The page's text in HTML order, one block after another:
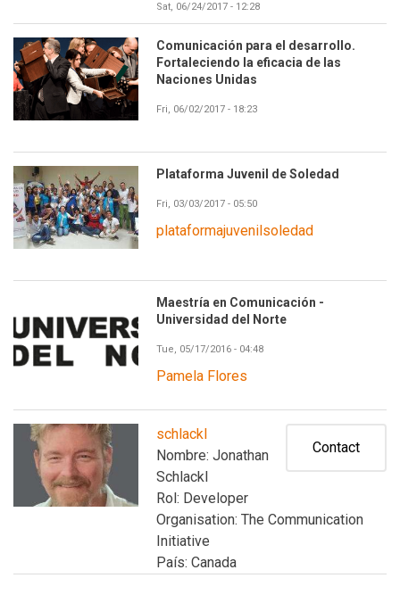
Sat, 06/24/2017 - 12:28
Comunicación para el desarrollo.
Fortaleciendo la eficacia de las
Naciones Unidas
Fri, 06/02/2017 - 18:23
Plataforma Juvenil de Soledad
Fri, 03/03/2017 - 05:50
plataformajuvenilsoledad
Maestría en Comunicación -
Universidad del Norte
Tue, 05/17/2016 - 04:48
Pamela Flores
schlackl
Contact
Nombre: Jonathan
Schlackl
Rol: Developer
Organisation: The Communication
Initiative
País: Canada